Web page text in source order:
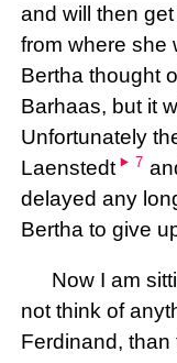
and will then
from where she
Bertha thought
Barhaas, but it
Unfortunately
Laenstedt
7
delayed any
Bertha to give
Now I am
not think of
Ferdinand, than